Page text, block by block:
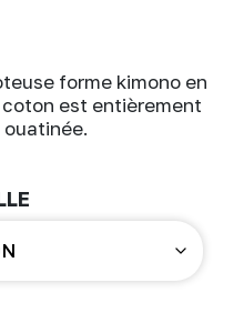
forme kimono en
est entièrement